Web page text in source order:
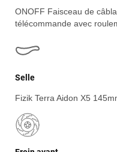
ONOFF Faisceau de
télécommande avec
Selle
Fizik Terra Aidon X5
de mon achat. J'avais
à plusieurs amis, dont
passages en atelier et un
compliquée,
mon dossier. Depuis, la
L'équipe de Funway a fait
définitivement les
les difficultés